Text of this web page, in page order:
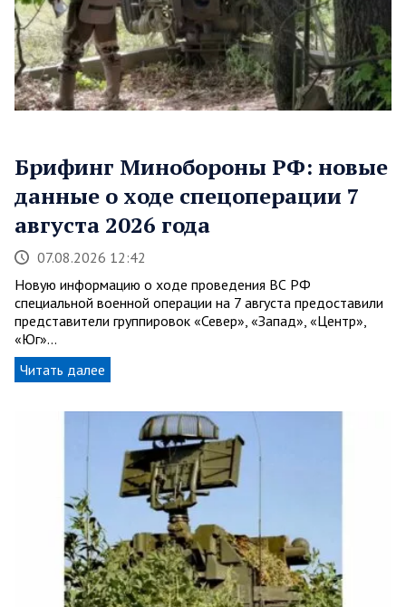
Брифинг Минобороны РФ: новые
данные о ходе спецоперации 7
августа 2026 года
07.08.2026 12:42
Новую информацию о ходе проведения ВС РФ
специальной военной операции на 7 августа предоставили
представители группировок «Север», «Запад», «Центр»,
«Юг»…
Читать далее